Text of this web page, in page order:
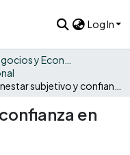
Log In
en